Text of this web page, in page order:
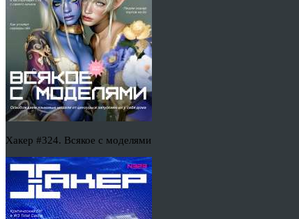
Хакер #324. Всякое с моделями